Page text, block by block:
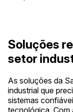
Soluções
setor
As soluções da
industrial que
sistemas